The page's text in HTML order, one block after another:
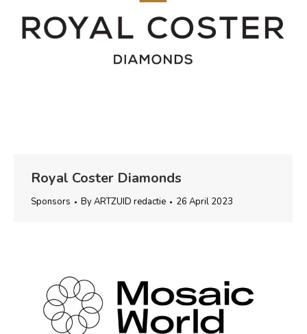
Royal Coster Diamonds
Sponsors ByARTZUID redactie 26 April 2023